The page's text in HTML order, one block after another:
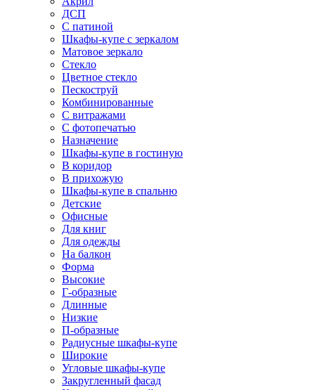
ДСП
С патиной
Шкафы-купе с зеркалом
Матовое зеркало
Стекло
Цветное стекло
Пескоструй
Комбинированные
С витражами
С фотопечатью
Назначение
Шкафы-купе в гостиную
В коридор
В прихожую
Шкафы-купе в спальню
Детские
Офисные
Для книг
Для одежды
На балкон
Форма
Высокие
Г-образные
Длинные
Низкие
П-образные
Радиусные шкафы-купе
Широкие
Угловые шкафы-купе
Закругленный фасад